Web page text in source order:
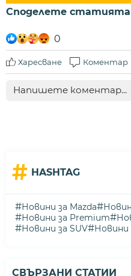
Споделете статията
0
Харесване Коментар
# HASHTAG
#Новини за Mazda#
#Новини за Premium#
#Новини за SUV#Новини
СВЪРЗАНИ СТАТИИ